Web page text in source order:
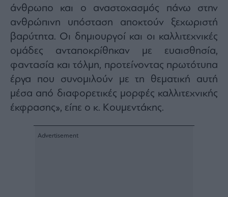
άνθρωπο και ο αναστοχασμός πάνω στην
ανθρώπινη υπόσταση αποκτούν ξεχωριστή
βαρύτητα. Οι δημιουργοί και οι καλλιτεχνικές
ομάδες ανταποκρίθηκαν με ευαισθησία,
φαντασία και τόλμη, προτείνοντας πρωτότυπα
έργα που συνομιλούν με τη θεματική αυτή
μέσα από διαφορετικές μορφές καλλιτεχνικής
έκφρασης», είπε ο κ. Κουμεντάκης.